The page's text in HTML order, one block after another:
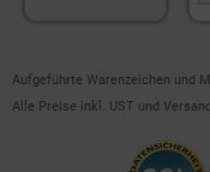
Aufgeführte Warenzeichen und
Alle Preise inkl. UST und